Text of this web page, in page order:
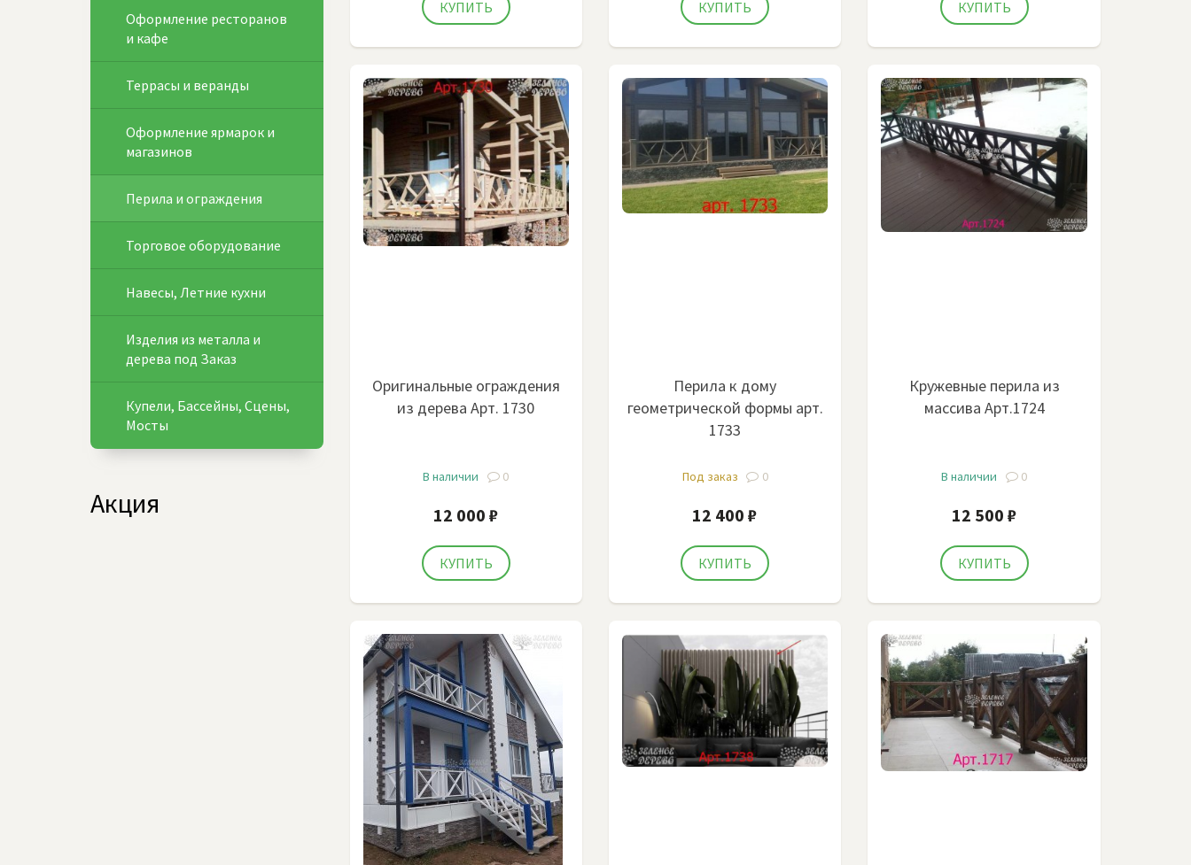
Оригинальные ограждения
из дерева Арт. 1730
В наличии 0
12 000 ₽
Перила к дому
геометрической формы арт.
1733
Под заказ 0
12 400 ₽
Кружевные перила из
массива Арт.1724
В наличии 0
12 500 ₽
Оформление ресторанов
и кафе
Террасы и веранды
Оформление ярмарок и
магазинов
Перила и ограждения
Торговое оборудование
Навесы, Летние кухни
Изделия из металла и
дерева под Заказ
Купели, Бассейны, Сцены,
Мосты
Акция